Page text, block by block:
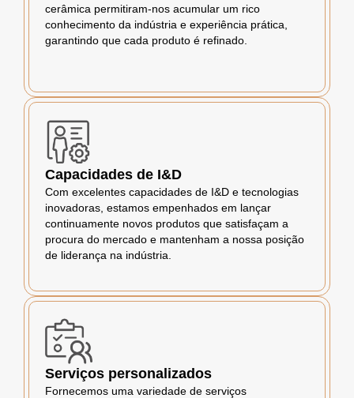
cerâmica permitiram-nos acumular um rico
conhecimento da indústria e experiência prática,
garantindo que cada produto é refinado.
Capacidades de I&D
Com excelentes capacidades de I&D e tecnologias
inovadoras, estamos empenhados em lançar
continuamente novos produtos que satisfaçam a
procura do mercado e mantenham a nossa posição
de liderança na indústria.
Serviços personalizados
Fornecemos uma variedade de serviços